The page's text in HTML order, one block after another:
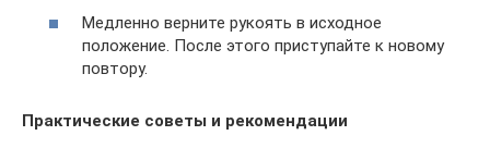
Медленно верните рукоять в исходное
положение. После этого приступайте к новому
повтору.
Практические советы и рекомендации